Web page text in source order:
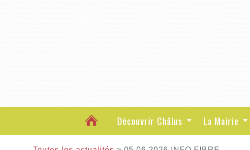
Découvrir Châlus La Mairie